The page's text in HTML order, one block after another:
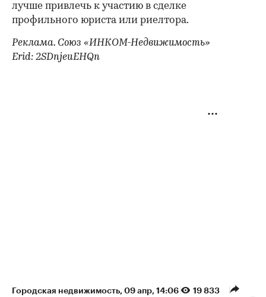
лучше привлечь к участию в сделке
профильного юриста или риелтора.
Реклама. Союз «ИНКОМ-Недвижимость»
Erid: 2SDnjeuEHQn
Городская недвижимость 09 апр, 14:06 19 833